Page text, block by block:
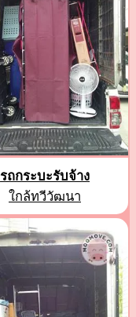
รถกระบะรับจ้าง
ใกล้ทวีวัฒนา